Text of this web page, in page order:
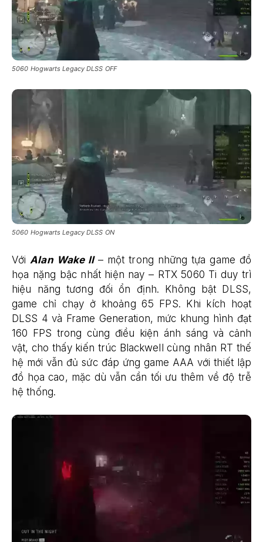
5060 Hogwarts Legacy DLSS OFF
5060 Hogwarts Legacy DLSS ON
Với Alan Wake II– một trong những tựa game đồ
họa nặng bậc nhất hiện nay – RTX 5060 Ti duy trì
hiệu năng tương đối ổn định. Không bật DLSS,
game chỉ chạy ở khoảng 65 FPS. Khi kích hoạt
DLSS 4 và Frame Generation, mức khung hình đạt
160 FPS trong cùng điều kiện ánh sáng và cảnh
vật, cho thấy kiến trúc Blackwell cùng nhân RT thế
hệ mới vẫn đủ sức đáp ứng game AAA với thiết lập
đồ họa cao, mặc dù vẫn cần tối ưu thêm về độ trễ
hệ thống.